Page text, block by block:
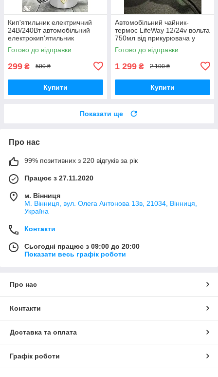
Кип'ятильник електричний
24В/240Вт автомобільний
електрокип'ятильник
дорожній занурювальний
Готово до відправки
299 ₴ 500 ₴
Купити
Автомобільний чайник-
термос LifeWay 12/24v вольта
750мл від прикурювача у
вантажівку, фуру, трек,
машину для далекобійника
Готово до відправки
1 299 ₴ 2 100 ₴
Купити
Показати ще
Про нас
99% позитивних з 220 відгуків за рік
Працює з 27.11.2020
м. Вінниця
М. Вінниця, вул. Олега Антонова 13в, 21034, Вінниця,
Україна
Контакти
Сьогодні працює з 09:00 до 20:00
Показати весь графік роботи
Про нас
Контакти
Доставка та оплата
Графік роботи